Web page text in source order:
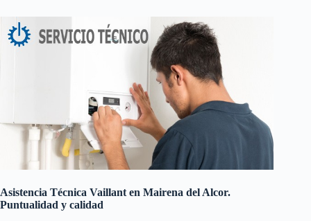
Asistencia Técnica Vaillant en Mairena del Alcor.
Puntualidad y calidad